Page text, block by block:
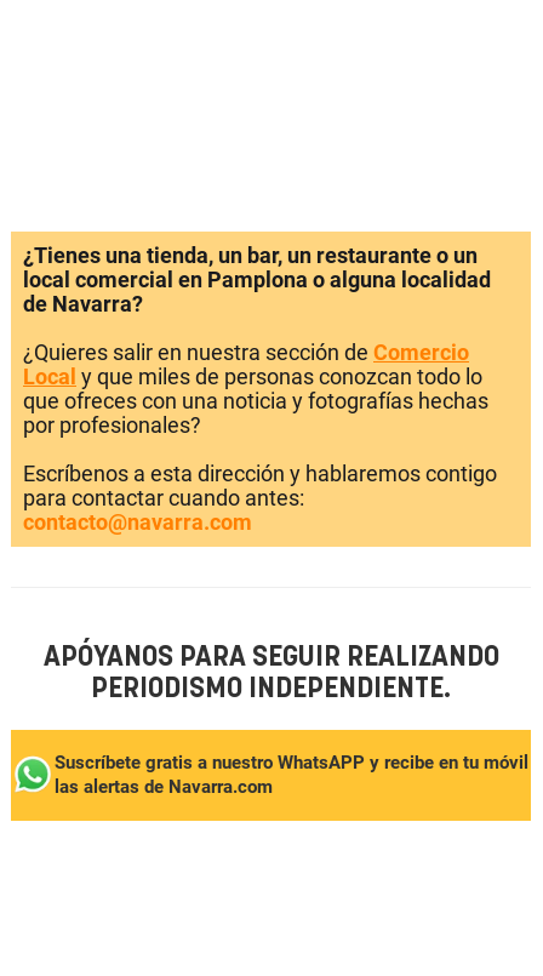
¿Tienes una tienda, un bar, un restaurante o un
local comercial en Pamplona o alguna localidad
de Navarra?
¿Quieres salir en nuestra sección de Comercio
Local y que miles de personas conozcan todo lo
que ofreces con una noticia y fotografías hechas
por profesionales?
Escríbenos a esta dirección y hablaremos contigo
para contactar cuando antes:
contacto@navarra.com
APÓYANOS PARA SEGUIR REALIZANDO
PERIODISMO INDEPENDIENTE.
Suscríbete gratis a nuestro WhatsAPP y recibe en tu móvil
las alertas de Navarra.com